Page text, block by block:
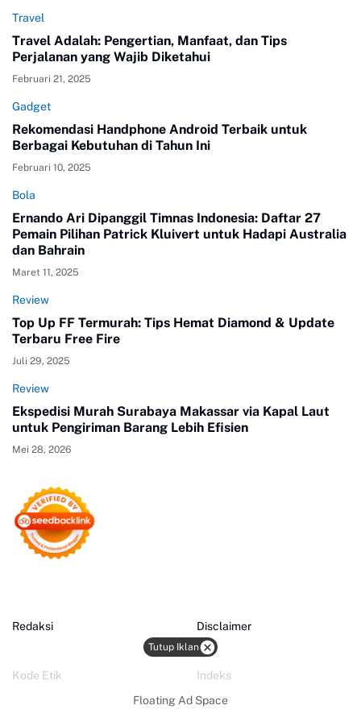
Tutup Iklan
Floating Ad Space
Travel
Travel Adalah: Pengertian, Manfaat, dan Tips
Perjalanan yang Wajib Diketahui
Februari 21, 2025
Gadget
Rekomendasi Handphone Android Terbaik untuk
Berbagai Kebutuhan di Tahun Ini
Februari 10, 2025
Bola
Ernando Ari Dipanggil Timnas Indonesia: Daftar 27
Pemain Pilihan Patrick Kluivert untuk Hadapi Australia
dan Bahrain
Maret 11, 2025
Review
Top Up FF Termurah: Tips Hemat Diamond & Update
Terbaru Free Fire
Juli 29, 2025
Review
Ekspedisi Murah Surabaya Makassar via Kapal Laut
untuk Pengiriman Barang Lebih Efisien
Mei 28, 2026
Redaksi Disclaimer
Kode Etik Indeks